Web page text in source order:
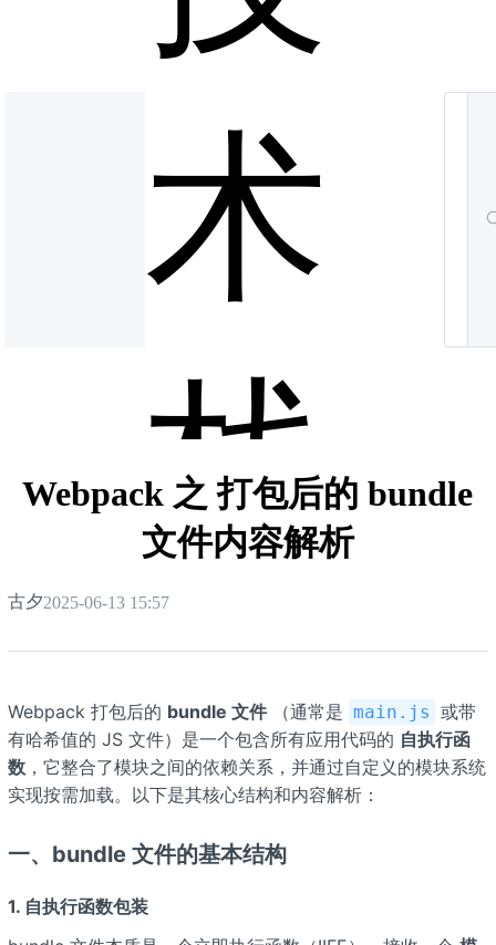
术
栈
Webpack 之 打包后的 bundle
文件内容解析
古夕2025-06-13 15:57
Webpack 打包后的 bundle 文件（通常是 main.js 或带
有哈希值的 JS 文件）是一个包含所有应用代码的 自执行函
数，它整合了模块之间的依赖关系，并通过自定义的模块系统
实现按需加载。以下是其核心结构和内容解析：
一、 bundle 文件的基本结构
1. 自执行函数包装